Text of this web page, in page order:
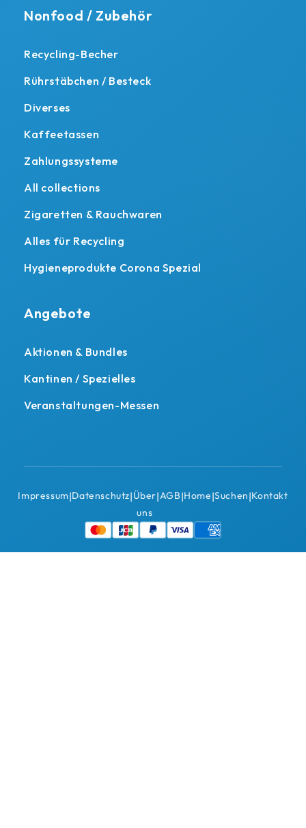
Nonfood / Zubehör
Recycling-Becher
Rührstäbchen / Besteck
Diverses
Kaffeetassen
Zahlungssysteme
All collections
Zigaretten & Rauchwaren
Alles für Recycling
Hygieneprodukte Corona Spezial
Angebote
Aktionen & Bundles
Kantinen / Spezielles
Veranstaltungen-Messen
Impressum|Datenschutz|Über
uns
|AGB|Home|Suchen|Kontakt